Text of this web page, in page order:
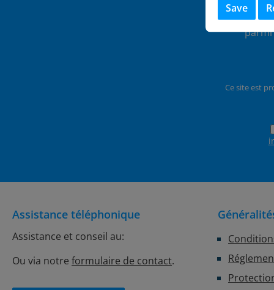
Abonnez-
parmi
Ce site est
Assistance téléphonique
Assistance et conseil au:
Ou via notre formulaire de contact.
Save